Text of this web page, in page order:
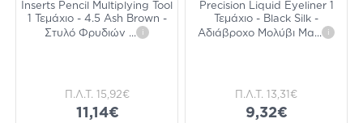
Inserts Pencil Multiplying Tool
1 Τεμάχιο - 4.5 Ash Brown -
Στυλό Φρυδιών ... i
Π.Λ.Τ. 15,92€
11,14€
Precision Liquid Eyeliner 1
Τεμάχιο - Black Silk -
Αδιάβροχο Μολύβι Μα... i
Π.Λ.Τ. 13,31€
9,32€